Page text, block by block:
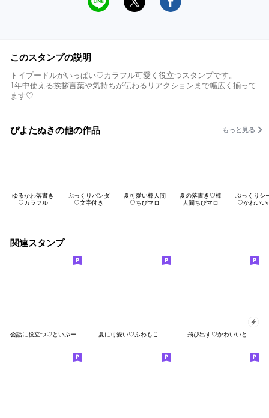
このスタンプの説明
トイプードルがいっぱい♡カラフル可愛く役立つスタンプです。
1年中使える挨拶言葉や気持ちが伝わるリアクションまで幅広く揃って
ます♡
ぴよたぬきの他の作品 もっと見る
ゆるかわ落書き
♡カラフル
ぷっくりパンダ
♡文字付き
夏可愛い棒人間
♡ちびマロ
夏の落書き♡棒
人間ちびマロ
ぷっくりシ
♡かわいい
関連スタンプ
会話に役立つ♡といぷー 夏に可愛い♡ふわもこといぷー 飛び出す♡かわいいといぷー